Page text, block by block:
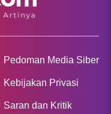
Pedoman Media Siber
Kebijakan Privasi
Saran dan Kritik